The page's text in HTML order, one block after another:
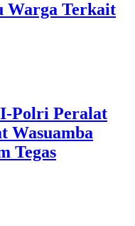
Warga Terkait
Polri Peralat
Wasuamba
Tegas